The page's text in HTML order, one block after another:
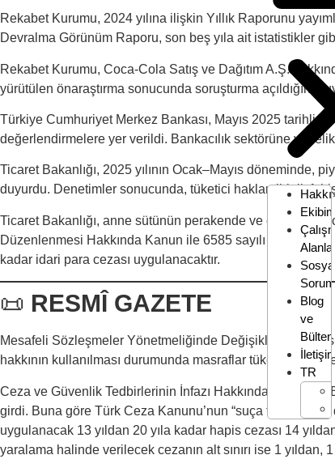
Sosyal
Blog
ve
Bülten
TR
Rekabet Kurumu, 2024 yılına ilişkin Yıllık Raporunu
Devralma Görünüm Raporu, son beş yıla ait istatistikler
Rekabet Kurumu, Coca-Cola Satış ve Dağıtım A.Ş.
yürütülen önaraştırma sonucunda soruşturma açıldığını
Türkiye Cumhuriyet Merkez Bankası, Mayıs 2025 tarihli
değerlendirmelere yer verildi. Bankacılık sektörüne
Ticaret Bakanlığı, 2025 yılının Ocak–Mayıs
duyurdu. Denetimler sonucunda, tüketici hakları ihlali,
Ticaret Bakanlığı, anne sütünün perakende ve elektronik
Düzenlenmesi Hakkında Kanun ile 6585 sayılı
kadar idari para cezası uygulanacaktır.
📜 RESMÎ GAZETE
Mesafeli Sözleşmeler Yönetmeliğinde Değişiklik
hakkının kullanılması durumunda masraflar tüketiciye
Ceza ve Güvenlik Tedbirlerinin İnfazı Hakkında Kanun ile
girdi. Buna göre Türk Ceza Kanunu’nun “suça teşebbüsü”
uygulanacak 13 yıldan 20 yıla kadar hapis cezası 14
yaralama halinde verilecek cezanın alt sınırı ise 1 yıldan, 1